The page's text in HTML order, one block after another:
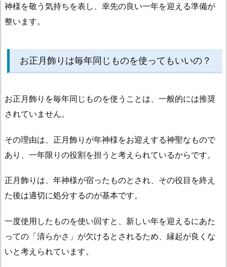
神様を敬う気持ちを表し、幸先の良い一年を迎える準備が
整います。
お正月飾りは毎年同じものを使ってもいいの？
お正月飾りを毎年同じものを使うことは、一般的には推奨
されていません。
その理由は、正月飾りが年神様をお迎えする神聖なもので
あり、一年限りの役割を担うと考えられているからです。
正月飾りは、年神様が宿ったものとされ、その役目を終え
た後は適切に処分するのが基本です。
一度使用したものを使い回すと、新しい年を迎えるにあた
っての「清らかさ」が欠けるとされるため、縁起が良くな
いと考えられています。